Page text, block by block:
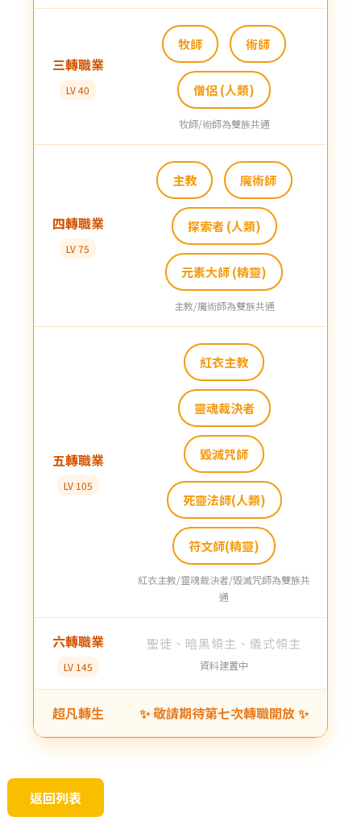
三轉職業
LV 40
牧師 術師
僧侶 (人類)
牧師/術師為雙族共通
四轉職業
LV 75
主教 魔術師
探索者 (人類)
元素大師 (精靈)
主教/魔術師為雙族共通
五轉職業
LV 105
紅衣主教
靈魂裁決者
毀滅咒師
死靈法師(人類)
符文師(精靈)
紅衣主教/靈魂裁決者/毀滅咒師為雙族共
通
六轉職業
LV 145
聖徒、暗黑領主、儀式領主
資料建置中
超凡轉生 ✨ 敬請期待第七次轉職開放 ✨
返回列表